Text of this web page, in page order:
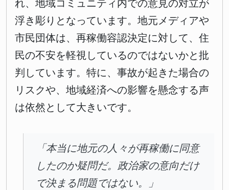
れ、地域コミュニティ内での意見の対立が
浮き彫りとなっています。地元メディアや
市民団体は、再稼働容認決定に対して、住
民の不安を軽視しているのではないかと批
判しています。特に、事故が起きた場合の
リスクや、地域経済への影響を懸念する声
は依然として大きいです。
「本当に地元の人々が再稼働に同意
したのか疑問だ。政治家の意向だけ
で決まる問題ではない。」